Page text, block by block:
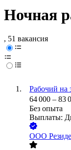
Ночная
, 51 вакансия
Рабочий на
64 000 – 83
Без опыта
Выплаты:
ООО